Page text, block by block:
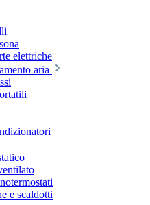
elettriche
aria
e scaldotti